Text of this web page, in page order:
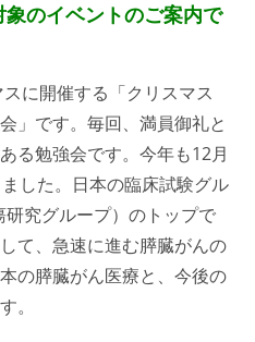
のイベントのご案内で
に開催する「クリスマス
」です。毎回、満員御礼と
る勉強会です。今年も12月
した。日本の臨床試験グル
研究グループ）のトップで
て、急速に進む膵臓がんの
の膵臓がん医療と、今後の
。